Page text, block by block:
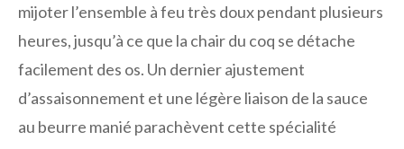
mijoter l’ensemble à feu très doux pendant plusieurs
heures, jusqu’à ce que la chair du coq se détache
facilement des os. Un dernier ajustement
d’assaisonnement et une légère liaison de la sauce
au beurre manié parachèvent cette spécialité